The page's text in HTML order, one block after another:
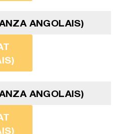
ANGOLAIS)
ANGOLAIS)